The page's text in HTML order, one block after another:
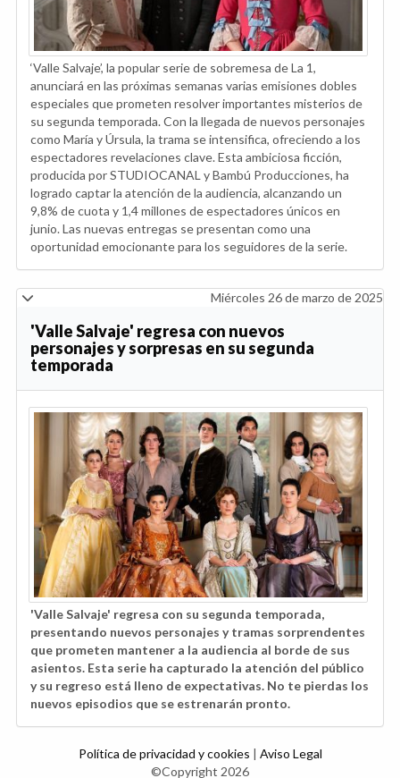
‘Valle Salvaje’, la popular serie de sobremesa de La 1,
anunciará en las próximas semanas varias emisiones dobles
especiales que prometen resolver importantes misterios de
su segunda temporada. Con la llegada de nuevos personajes
como María y Úrsula, la trama se intensifica, ofreciendo a los
espectadores revelaciones clave. Esta ambiciosa ficción,
producida por STUDIOCANAL y Bambú Producciones, ha
logrado captar la atención de la audiencia, alcanzando un
9,8% de cuota y 1,4 millones de espectadores únicos en
junio. Las nuevas entregas se presentan como una
oportunidad emocionante para los seguidores de la serie.
Miércoles 26 de marzo de 2025
'Valle Salvaje' regresa con nuevos
personajes y sorpresas en su segunda
temporada
'Valle Salvaje' regresa con su segunda temporada,
presentando nuevos personajes y tramas sorprendentes
que prometen mantener a la audiencia al borde de sus
asientos. Esta serie ha capturado la atención del público
y su regreso está lleno de expectativas. No te pierdas los
nuevos episodios que se estrenarán pronto.
Política de privacidad y cookies | Aviso Legal
©Copyright 2026